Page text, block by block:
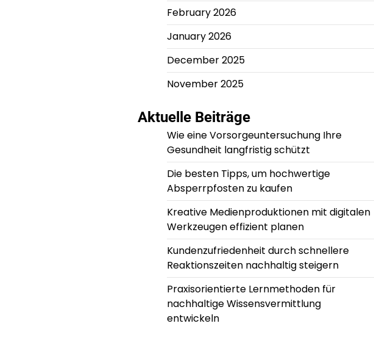
February 2026
January 2026
December 2025
November 2025
Aktuelle Beiträge
Wie eine Vorsorgeuntersuchung Ihre
Gesundheit langfristig schützt
Die besten Tipps, um hochwertige
Absperrpfosten zu kaufen
Kreative Medienproduktionen mit digitalen
Werkzeugen effizient planen
Kundenzufriedenheit durch schnellere
Reaktionszeiten nachhaltig steigern
Praxisorientierte Lernmethoden für
nachhaltige Wissensvermittlung
entwickeln